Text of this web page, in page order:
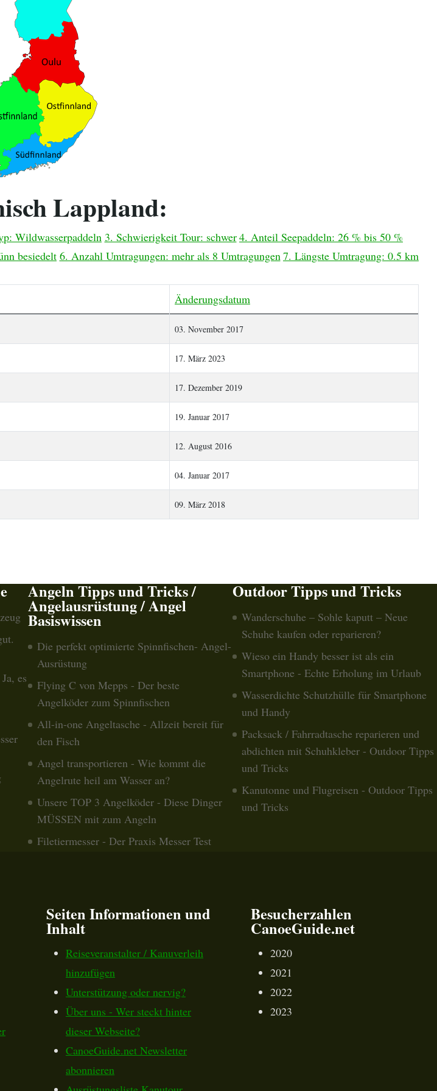
Lappland:
Wildwasserpaddeln 3. Schwierigkeit Tour: schwer4. Anteil Seepaddeln: 26 % bis 50 %
besiedelt 6. Anzahl Umtragungen: mehr als 8 Umtragungen 7. Längste Umtragung: 0.5 km
Änderungsdatum
03. November 2017
17. März 2023
17. Dezember 2019
19. Januar 2017
12. August 2016
04. Januar 2017
09. März 2018
es
Angeln Tipps und Tricks /
Angelausrüstung / Angel
Basiswissen
Die perfekt optimierte Spinnfischen- Angel-
Ausrüstung
Flying C von Mepps - Der beste
Angelköder zum Spinnfischen
All-in-one Angeltasche - Allzeit bereit für
den Fisch
Angel transportieren - Wie kommt die
Angelrute heil am Wasser an?
Unsere TOP 3 Angelköder - Diese Dinger
MÜSSEN mit zum Angeln
Filetiermesser - Der Praxis Messer Test
Outdoor Tipps und Tricks
Wanderschuhe – Sohle kaputt – Neue
Schuhe kaufen oder reparieren?
Wieso ein Handy besser ist als ein
Smartphone - Echte Erholung im Urlaub
Wasserdichte Schutzhülle für Smartphone
und Handy
Packsack / Fahrradtasche reparieren und
abdichten mit Schuhkleber - Outdoor Tipps
und Tricks
Kanutonne und Flugreisen - Outdoor Tipps
und Tricks
Seiten Informationen und
Inhalt
Reiseveranstalter / Kanuverleih
hinzufügen
Unterstützung oder nervig?
Über uns - Wer steckt hinter
dieser Webseite?
CanoeGuide.net Newsletter
abonnieren
Besucherzahlen
CanoeGuide.net
2020
2021
2022
2023